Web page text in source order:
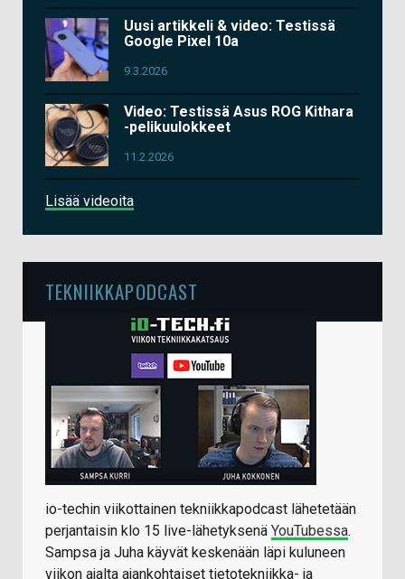
Uusi artikkeli & video: Testissä
Google Pixel 10a
9.3.2026
Video: Testissä Asus ROG Kithara
-pelikuulokkeet
11.2.2026
Lisää videoita
TEKNIIKKAPODCAST
io-techin viikottainen tekniikkapodcast lähetetään
perjantaisin klo 15 live-lähetyksenä YouTubessa.
Sampsa ja Juha käyvät keskenään läpi kuluneen
viikon ajalta ajankohtaiset tietotekniikka- ja